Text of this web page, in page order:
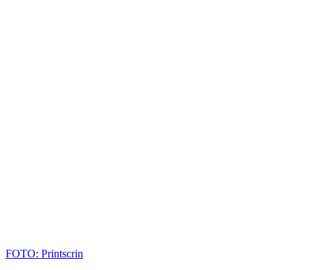
FOTO: Printscrin